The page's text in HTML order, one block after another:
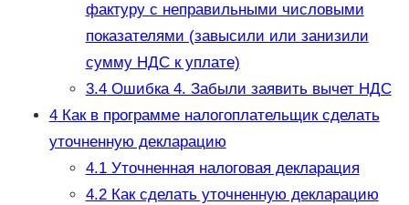
фактуру с неправильными числовыми
показателями (завысили или занизили
сумму НДС к уплате)
3.4Ошибка 4. Забыли заявить вычет НДС
4Как в программе налогоплательщик сделать
уточненную декларацию
4.1Уточненная налоговая декларация
4.2Как сделать уточненную декларацию